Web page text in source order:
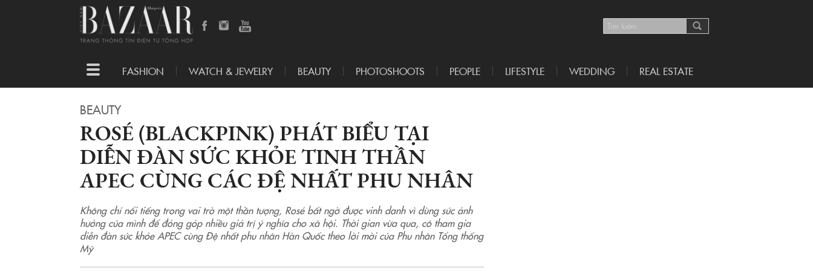
Toggle
navigation
FASHION WATCH & JEWELRY BEAUTY PHOTOSHOOTS PEOPLE LIFESTYLE WEDDING REAL ESTATE
BEAUTY
ROSÉ (BLACKPINK) PHÁT BIỂU TẠI
DIỄN ĐÀN SỨC KHỎE TINH THẦN
APEC CÙNG CÁC ĐỆ NHẤT PHU NHÂN
Không chỉ nổi tiếng trong vai trò một thần tượng, Rosé bất ngờ được vinh danh vì dùng sức ảnh
hưởng của mình để đóng góp nhiều giá trị ý nghĩa cho xã hội. Thời gian vừa qua, cô tham gia
diễn đàn sức khỏe APEC cùng Đệ nhất phu nhân Hàn Quốc theo lời mời của Phu nhân Tổng thống
Mỹ